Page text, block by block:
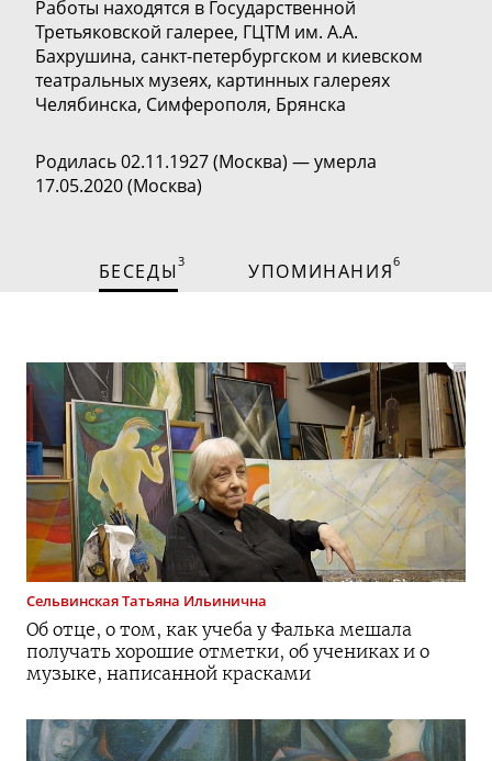
Работы находятся в Государственной
Третьяковской галерее, ГЦТМ им. А.А.
Бахрушина, санкт-петербургском и киевском
театральных музеях, картинных галереях
Челябинска, Симферополя, Брянска
Родилась 02.11.1927 (Москва) — умерла
17.05.2020 (Москва)
БЕСЕДЫ3 УПОМИНАНИЯ6
СельвинскаяТатьяна Ильинична
Об отце, о том, как учеба у Фалька мешала
получать хорошие отметки, об учениках и о
музыке, написанной красками